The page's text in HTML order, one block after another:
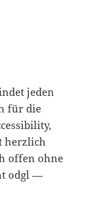
jeden
für die
herzlich
offen ohne
odgl —